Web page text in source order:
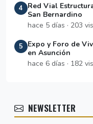
4
Red Vial
San Bernardino
hace 5 días · 203
5
Expo y Foro de
en Asunción
hace 6 días · 182
NEWSLETTER